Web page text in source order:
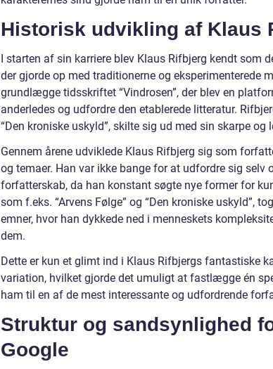
Historisk udvikling af Klaus
I starten af sin karriere blev Klaus Rifbjerg kendt som
der gjorde op med traditionerne og eksperimenterede
grundlægge tidsskriftet “Vindrosen”, der blev en
anderledes og udfordre den etablerede litteratur.
“Den kroniske uskyld”, skilte sig ud med sin skarpe og
Gennem årene udviklede Klaus Rifbjerg sig som
og temaer. Han var ikke bange for at udfordre sig
forfatterskab, da han konstant søgte nye former for
som f.eks. “Arvens Følge” og “Den kroniske uskyld”,
emner, hvor han dykkede ned i menneskets
dem.
Dette er kun et glimt ind i Klaus Rifbjergs fantastiske
variation, hvilket gjorde det umuligt at fastlægge én
ham til en af de mest interessante og udfordrende
Struktur og sandsynlighed
Google